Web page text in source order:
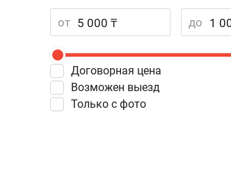
от до
Договорная цена
Возможен выезд
Только с фото